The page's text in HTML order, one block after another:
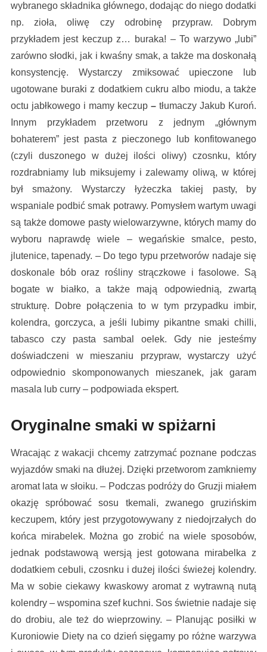
wybranego składnika głównego, dodając do niego dodatki
np. zioła, oliwę czy odrobinę przypraw. Dobrym
przykładem jest keczup z… buraka! – To warzywo „lubi”
zarówno słodki, jak i kwaśny smak, a także ma doskonałą
konsystencję. Wystarczy zmiksować upieczone lub
ugotowane buraki z dodatkiem cukru albo miodu, a także
octu jabłkowego i mamy keczup–tłumaczy Jakub Kuroń.
Innym przykładem przetworu z jednym „głównym
bohaterem” jest pasta z pieczonego lub konfitowanego
(czyli duszonego w dużej ilości oliwy) czosnku, który
rozdrabniamy lub miksujemy i zalewamy oliwą, w której
był smażony. Wystarczy łyżeczka takiej pasty, by
wspaniale podbić smak potrawy. Pomysłem wartym uwagi
są także domowe pasty wielowarzywne, których mamy do
wyboru naprawdę wiele – wegańskie smalce, pesto,
jlutenice, tapenady. – Do tego typu przetworów nadaje się
doskonale bób oraz rośliny strączkowe i fasolowe. Są
bogate w białko, a także mają odpowiednią, zwartą
strukturę. Dobre połączenia to w tym przypadku imbir,
kolendra, gorczyca, a jeśli lubimy pikantne smaki chilli,
tabasco czy pasta sambal oelek. Gdy nie jesteśmy
doświadczeni w mieszaniu przypraw, wystarczy użyć
odpowiednio skomponowanych mieszanek, jak garam
masala lub curry – podpowiada ekspert.
Oryginalne smaki w spiżarni
Wracając z wakacji chcemy zatrzymać poznane podczas
wyjazdów smaki na dłużej. Dzięki przetworom zamkniemy
aromat lata w słoiku. – Podczas podróży do Gruzji miałem
okazję spróbować sosu tkemali, zwanego gruzińskim
keczupem, który jest przygotowywany z niedojrzałych do
końca mirabelek. Można go zrobić na wiele sposobów,
jednak podstawową wersją jest gotowana mirabelka z
dodatkiem cebuli, czosnku i dużej ilości świeżej kolendry.
Ma w sobie ciekawy kwaskowy aromat z wytrawną nutą
kolendry – wspomina szef kuchni. Sos świetnie nadaje się
do drobiu, ale też do wieprzowiny. – Planując posiłki w
Kuroniowie Diety na co dzień sięgamy po różne warzywa